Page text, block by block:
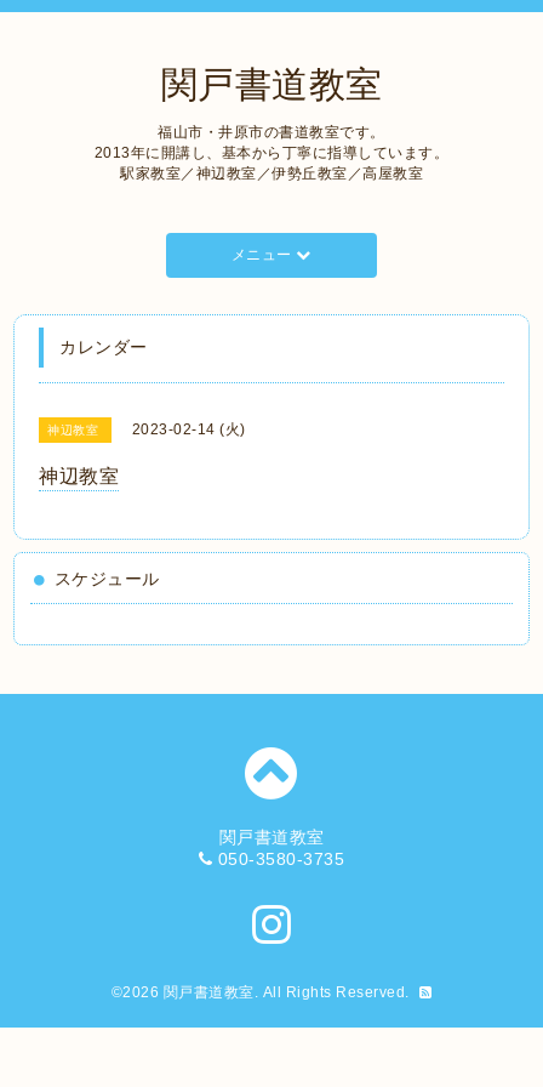
関戸書道教室
福山市・井原市の書道教室です。
2013年に開講し、基本から丁寧に指導しています。
駅家教室／神辺教室／伊勢丘教室／高屋教室
メニュー
カレンダー
神辺教室 2023-02-14 (火)
神辺教室
スケジュール
関戸書道教室
050-3580-3735
©2026 関戸書道教室. All Rights Reserved.